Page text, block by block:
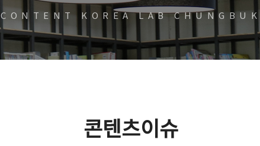
CONTENT KOREA LAB CHUNGBUK
콘텐츠이슈